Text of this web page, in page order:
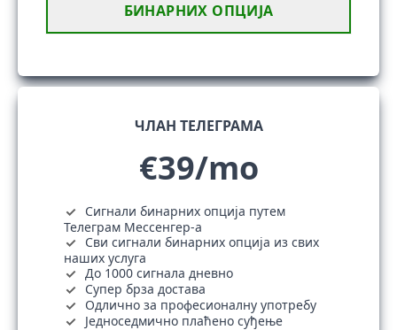
БИНАРНИХ ОПЦИЈА
ЧЛАН ТЕЛЕГРАМА
€39/mo
Сигнали бинарних опција путем
Телеграм Мессенгер-а
Сви сигнали бинарних опција из свих
наших услуга
До 1000 сигнала дневно
Супер брза достава
Одлично за професионалну употребу
Једноседмично плаћено суђење